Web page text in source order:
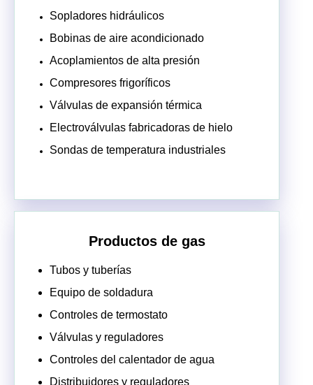
Sopladores hidráulicos
Bobinas de aire acondicionado
Acoplamientos de alta presión
Compresores frigoríficos
Válvulas de expansión térmica
Electroválvulas fabricadoras de hielo
Sondas de temperatura industriales
Productos de gas
Tubos y tuberías
Equipo de soldadura
Controles de termostato
Válvulas y reguladores
Controles del calentador de agua
Distribuidores y reguladores